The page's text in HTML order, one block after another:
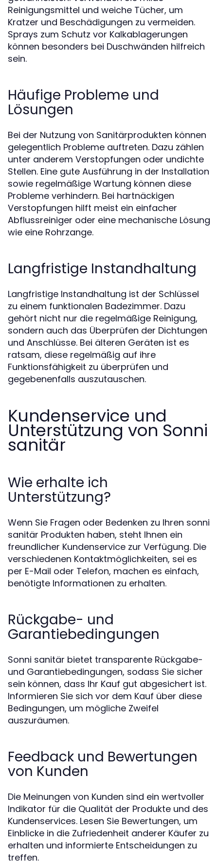
Reinigungsmittel und weiche Tücher, um
Kratzer und Beschädigungen zu vermeiden.
Sprays zum Schutz vor Kalkablagerungen
können besonders bei Duschwänden hilfreich
sein.
Häufige Probleme und
Lösungen
Bei der Nutzung von Sanitärprodukten können
gelegentlich Probleme auftreten. Dazu zählen
unter anderem Verstopfungen oder undichte
Stellen. Eine gute Ausführung in der Installation
sowie regelmäßige Wartung können diese
Probleme verhindern. Bei hartnäckigen
Verstopfungen hilft meist ein einfacher
Abflussreiniger oder eine mechanische Lösung
wie eine Rohrzange.
Langfristige Instandhaltung
Langfristige Instandhaltung ist der Schlüssel
zu einem funktionalen Badezimmer. Dazu
gehört nicht nur die regelmäßige Reinigung,
sondern auch das Überprüfen der Dichtungen
und Anschlüsse. Bei älteren Geräten ist es
ratsam, diese regelmäßig auf ihre
Funktionsfähigkeit zu überprüfen und
gegebenenfalls auszutauschen.
Kundenservice und
Unterstützung von Sonni
sanitär
Wie erhalte ich
Unterstützung?
Wenn Sie Fragen oder Bedenken zu Ihren sonni
sanitär Produkten haben, steht Ihnen ein
freundlicher Kundenservice zur Verfügung. Die
verschiedenen Kontaktmöglichkeiten, sei es
per E-Mail oder Telefon, machen es einfach,
benötigte Informationen zu erhalten.
Rückgabe- und
Garantiebedingungen
Sonni sanitär bietet transparente Rückgabe-
und Garantiebedingungen, sodass Sie sicher
sein können, dass Ihr Kauf gut abgesichert ist.
Informieren Sie sich vor dem Kauf über diese
Bedingungen, um mögliche Zweifel
auszuräumen.
Feedback und Bewertungen
von Kunden
Die Meinungen von Kunden sind ein wertvoller
Indikator für die Qualität der Produkte und des
Kundenservices. Lesen Sie Bewertungen, um
Einblicke in die Zufriedenheit anderer Käufer zu
erhalten und informierte Entscheidungen zu
treffen.